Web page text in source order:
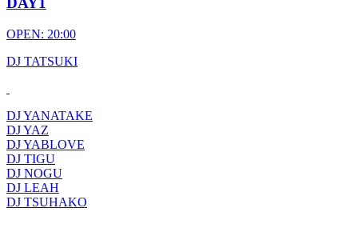
OPEN: 20:00
DJ TATSUKI
DJ YANATAKE
DJ YAZ
DJ YABLOVE
DJ TIGU
DJ NOGU
DJ LEAH
DJ TSUHAKO